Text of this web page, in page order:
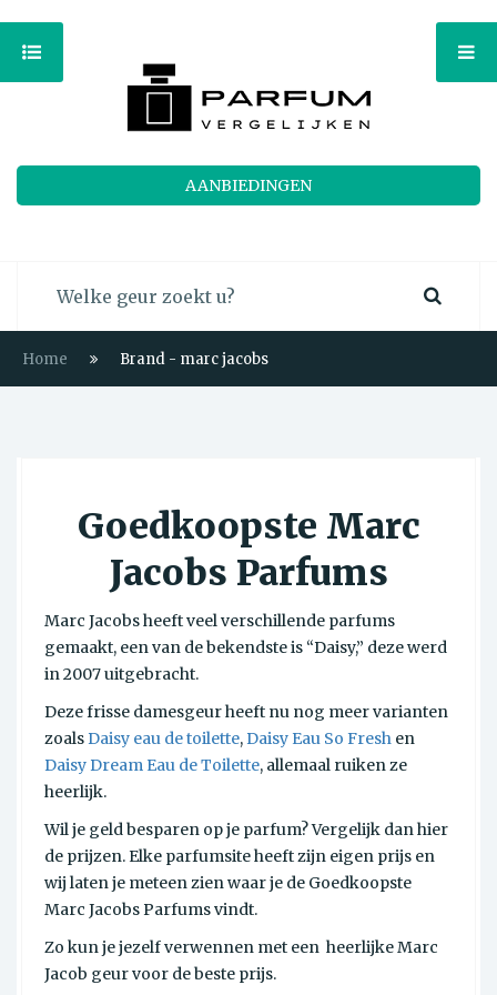
AANBIEDINGEN
Home Brand - marc jacobs
Goedkoopste Marc
Jacobs Parfums
Marc Jacobs heeft veel verschillende parfums
gemaakt, een van de bekendste is “Daisy,” deze werd
in 2007 uitgebracht.
Deze frisse damesgeur heeft nu nog meer varianten
zoalsDaisy eau de toilette,Daisy Eau So Fresh en
Daisy Dream Eau de Toilette, allemaal ruiken ze
heerlijk.
Wil je geld besparen op je parfum? Vergelijk dan hier
de prijzen. Elke parfumsite heeft zijn eigen prijs en
wij laten je meteen zien waar je de Goedkoopste
Marc Jacobs Parfums vindt.
Zo kun je jezelf verwennen met een heerlijke Marc
Jacob geur voor de beste prijs.